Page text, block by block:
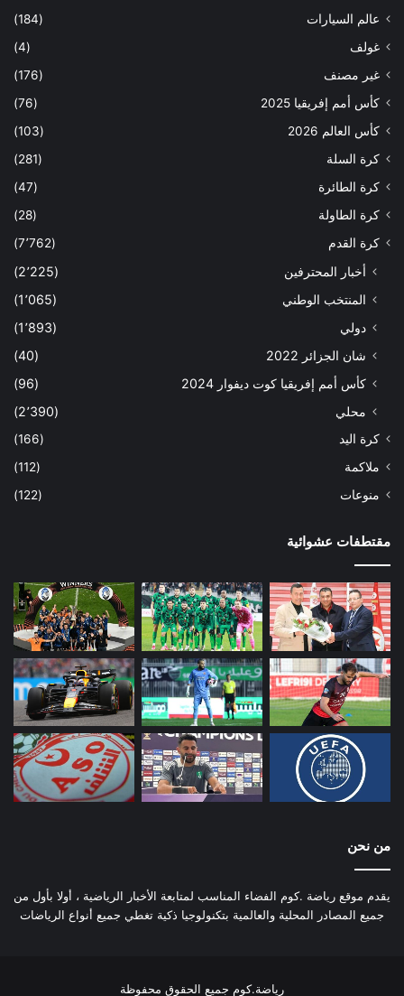
عالم السيارات
(184)
غولف
(4)
غير مصنف
(176)
كأس أمم إفريقيا 2025
(76)
كأس العالم 2026
(103)
كرة السلة
(281)
كرة الطائرة
(47)
كرة الطاولة
(28)
كرة القدم
(7٬762)
أخبار المحترفين
(2٬225)
المنتخب الوطني
(1٬065)
دولي
(1٬893)
شان الجزائر 2022
(40)
كأس أمم إفريقيا كوت ديفوار 2024
(96)
محلي
(2٬390)
كرة اليد
(166)
ملاكمة
(112)
منوعات
(122)
مقتطفات عشوائية
من نحن
يقدم موقع رياضة .كوم الفضاء المناسب لمتابعة الأخبار الرياضية ، أولا بأول من
جميع المصادر المحلية والعالمية بتكنولوجيا ذكية تغطي جميع أنواع الرياضات
رياضة.كوم جميع الحقوق محفوظة